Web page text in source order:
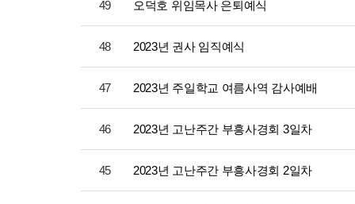
49 오덕호 위임목사 은퇴예식
48 2023년 권사 임직예식
47 2023년 주일학교 여름사역 감사예배
46 2023년 고난주간 부흥사경회 3일차
45 2023년 고난주간 부흥사경회 2일차